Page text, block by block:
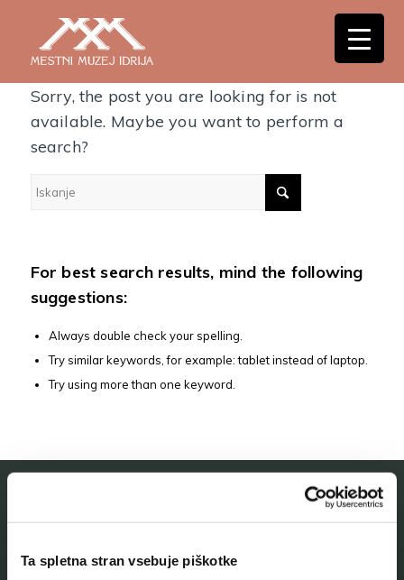
Ta spletna stran vsebuje piškotke
Nothing Found
Sorry, the post you are looking for is not
available. Maybe you want to perform a
search?
For best search results, mind the following
suggestions:
Always double check your spelling.
Try similar keywords, for example: tablet instead of laptop.
Try using more than one keyword.
O muzeju